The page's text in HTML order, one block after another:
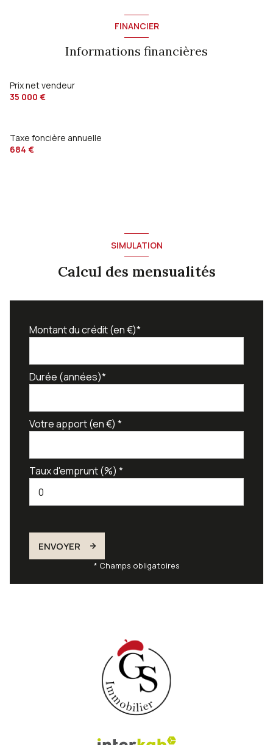
FINANCIER
Informations financières
Prix net vendeur
35 000 €
Taxe foncière annuelle
684 €
SIMULATION
Calcul des mensualités
Montant du crédit (en €)*
Durée (années)*
Votre apport (en €) *
Taux d'emprunt (%) *
ENVOYER
* Champs obligatoires